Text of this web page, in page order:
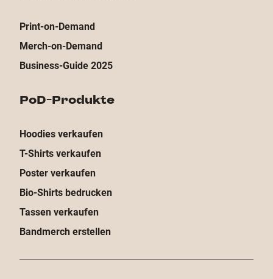
Print-on-Demand
Merch-on-Demand
Business-Guide 2025
PoD-Produkte
Hoodies verkaufen
T-Shirts verkaufen
Poster verkaufen
Bio-Shirts bedrucken
Tassen verkaufen
Bandmerch erstellen